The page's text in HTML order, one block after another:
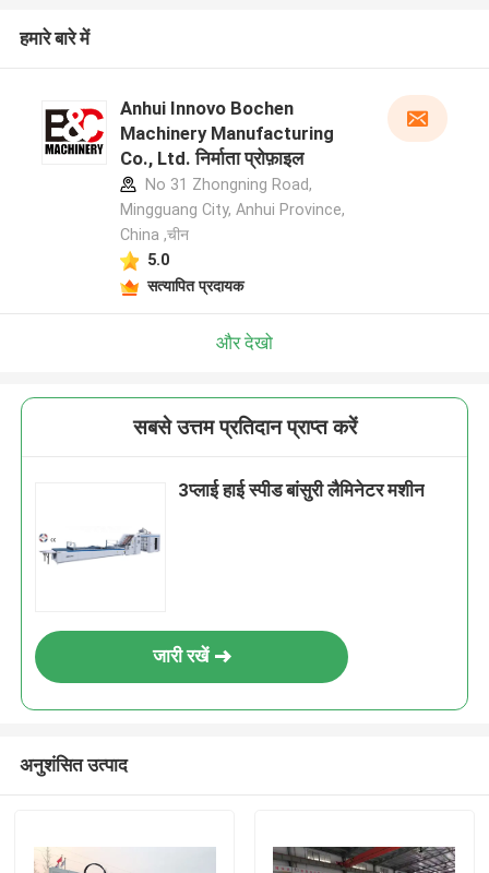
हमारे बारे में
Anhui Innovo Bochen
Machinery Manufacturing
Co., Ltd. निर्माता प्रोफ़ाइल
No 31 Zhongning Road,
Mingguang City, Anhui Province,
China ,चीन
5.0
सत्यापित प्रदायक
और देखो
सबसे उत्तम प्रतिदान प्राप्त करें
3प्लाई हाई स्पीड बांसुरी लैमिनेटर मशीन
जारी रखें
अनुशंसित उत्पाद